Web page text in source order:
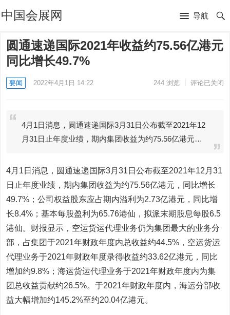
中国会展网 导航
圆通速递国际2021年收益约75.56亿港元
同比增长49.7%
要闻 2022年4月1日 14:22 244浏览 评论已关闭
4月1日消息，圆通速递国际3月31日公布截至2021年12
月31日止年度业绩，期内集团收益为约75.56亿港元…
4月1日消息，圆通速递国际3月31日公布截至2021年12月31
日止年度业绩，期内集团收益为约75.56亿港元，同比增长
49.7%；公司权益股东应占期内溢利为2.73亿港元，同比增
长8.4%；基本每股盈利为65.76港仙，拟派末期股息每股6.5
港仙。财报显示，空运货运代理业务仍为集团最大的业务分
部，占集团于2021年财政年度内总收益约44.5%，空运货运
代理业务于2021年财政年度录得收益约33.62亿港元，同比
增加约9.8%；海运货运代理业务于2021年财政年度内为集
团总收益贡献约26.5%。于2021年财政年度内，海运分部收
益大幅增加约145.2%至约20.04亿港元。